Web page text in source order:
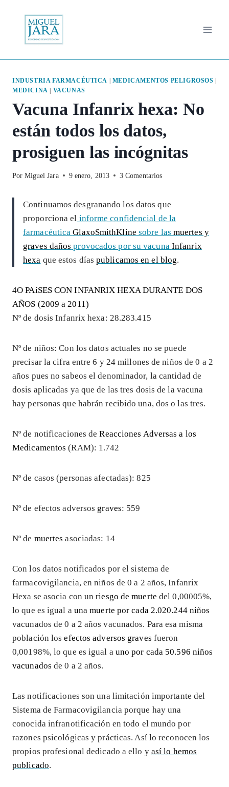
contenido
INDUSTRIA FARMACÉUTICA MEDICAMENTOS PELIGROSOS
MEDICINA
VACUNAS
Vacuna Infanrix hexa: No
están todos los datos,
prosiguen las incógnitas
Por Miguel Jara 9 enero, 2013 3 Comentarios
Continuamos desgranando los datos que
proporciona el informe confidencial de la
farmacéuticaGlaxoSmithKline sobre las muertes y
graves daños provocados por su vacuna Infanrix
hexa que estos díaspublicamos en el blog.
4O PAíSES CON INFANRIX HEXA DURANTE DOS
AÑOS (2009 a 2011)
Nº de dosis Infanrix hexa: 28.283.415
Nº de niños: Con los datos actuales no se puede
precisar la cifra entre 6 y 24 millones de niños de 0 a 2
años pues no sabeos el denominador, la cantidad de
dosis aplicadas ya que de las tres dosis de la vacuna
hay personas que habrán recibido una, dos o las tres.
Nº de notificaciones deReacciones Adversas a los
Medicamentos (RAM): 1.742
Nº de casos (personas afectadas): 825
Nº de efectos adversos graves: 559
Nº de muertes asociadas: 14
Con los datos notificados por el sistema de
farmacovigilancia, en niños de 0 a 2 años, Infanrix
Hexa se asocia con unriesgo de muerte del 0,00005%,
lo que es igual a una muerte por cada 2.020.244 niños
vacunados de 0 a 2 años vacunados. Para esa misma
población losefectos adversos graves fueron
0,00198%, lo que es igual a uno por cada 50.596 niños
vacunados de 0 a 2 años.
Las notificaciones son una limitación importante del
Sistema de Farmacovigilancia porque hay una
conocida infranotificación en todo el mundo por
razones psicológicas y prácticas. Así lo reconocen los
propios profesional dedicado a ello y así lo hemos
publicado.